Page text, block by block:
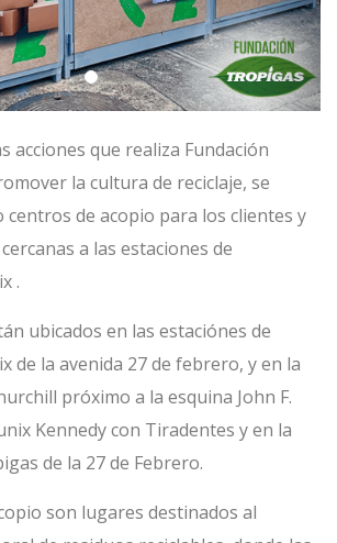
acciones que realiza Fundación
la cultura de reciclaje, se
de acopio para los clientes y
a las estaciones de
.
ubicados en las estaciónes de
de la avenida 27 de febrero, y en la
próximo a la esquina John F.
Kennedy con Tiradentes y en la
de la 27 de Febrero.
son lugares destinados al